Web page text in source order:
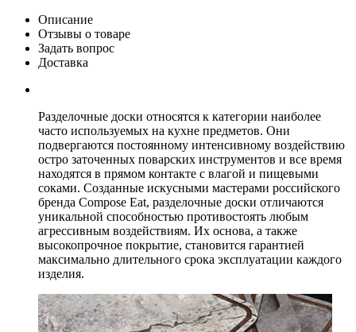
Описание
Отзывы о товаре
Задать вопрос
Доставка
Разделочные доски относятся к категории наиболее
часто используемых на кухне предметов. Они
подвергаются постоянному интенсивному воздействию
остро заточенных поварских инструментов и все время
находятся в прямом контакте с влагой и пищевыми
соками. Созданные искусными мастерами российского
бренда Compose Eat, разделочные доски отличаются
уникальной способностью противостоять любым
агрессивным воздействиям. Их основа, а также
высокопрочное покрытие, становится гарантией
максимально длительного срока эксплуатации каждого
изделия.